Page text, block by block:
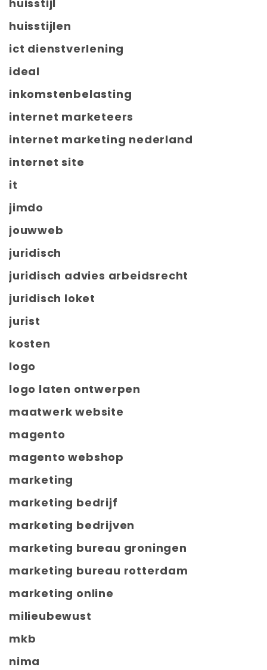
huisstijl
huisstijlen
ict dienstverlening
ideal
inkomstenbelasting
internet marketeers
internet marketing nederland
internet site
it
jimdo
jouwweb
juridisch
juridisch advies arbeidsrecht
juridisch loket
jurist
kosten
logo
logo laten ontwerpen
maatwerk website
magento
magento webshop
marketing
marketing bedrijf
marketing bedrijven
marketing bureau groningen
marketing bureau rotterdam
marketing online
milieubewust
mkb
nima